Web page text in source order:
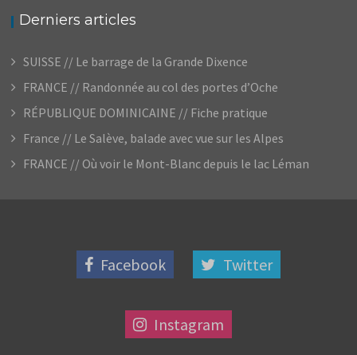
Derniers articles
SUISSE // Le barrage de la Grande Dixence
FRANCE // Randonnée au col des portes d’Oche
RÉPUBLIQUE DOMINICAINE // Fiche pratique
France // Le Salève, balade avec vue sur les Alpes
FRANCE // Où voir le Mont-Blanc depuis le lac Léman
Facebook Twitter
Instagram